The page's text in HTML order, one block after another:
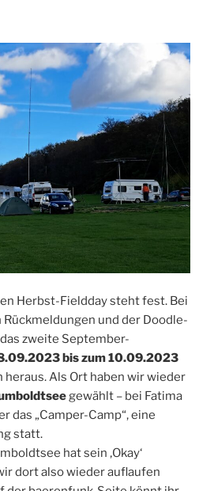
Herbst-Fieldday steht fest. Bei
und der Doodle-
zweite September-
bis zum 10.09.2023
heraus. Als Ort haben wir wieder
gewählt – bei Fatima
das „Camper-Camp“, eine
statt.
hat sein ‚Okay‘
dort also wieder auflaufen